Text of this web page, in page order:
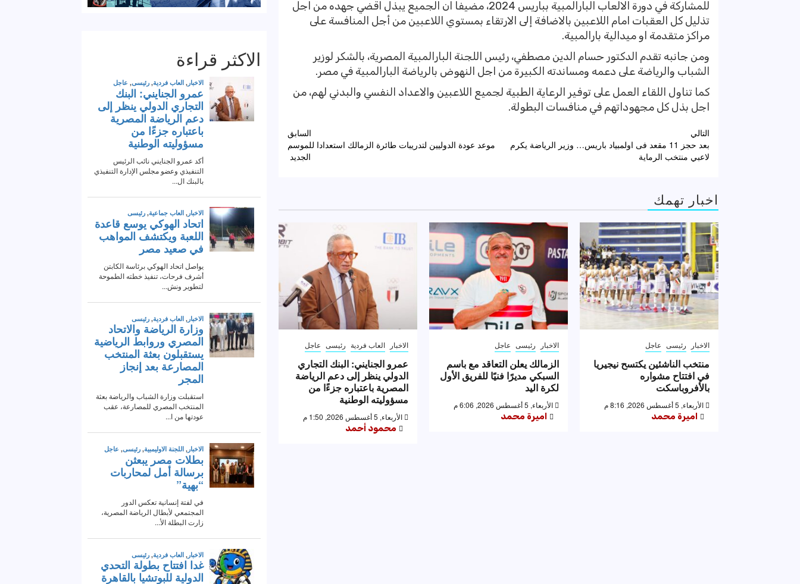
للمشاركة في دورة الالعاب البارالمبية بباريس 2024، مضيفا ان الجميع يبذل اقضي جهده من اجل
تذليل كل العقبات امام اللاعبين بالاضافة إلى الارتقاء بمستوي اللاعبين من أجل المنافسة على
مراكز متقدمة او ميدالية بارالمبية.
ومن جانبه تقدم الدكتور حسام الدين مصطفي، رئيس اللجنة البارالمبية المصرية، بالشكر لوزير
الشباب والرياضة على دعمه ومساندته الكبيرة من اجل النهوض بالرياضة البارالمبية في مصر.
كما تناول اللقاء العمل على توفير الرعاية الطبية لجميع اللاعبين والاعداد النفسي والبدني لهم، من
اجل بذل كل مجهوداتهم في منافسات البطولة.
تصفّح
المقالات
السابق
موعد عودة الدوليين لتدريبات طائرة الزمالك استعدادا للموسم
الجديد
التالي
بعد حجز 11 مقعد فى اولمبياد باريس… وزير الرياضة يكرم
لاعبي منتخب الرماية
اخبار تهمك
الاخبار رئيسى عاجل
منتخب الناشئين يكتسح نيجيريا
في افتتاح مشواره
بالأفروباسكت
الأربعاء, 5 أغسطس 2026, 8:16 م
اميرة محمد
الاخبار رئيسى عاجل
الزمالك يعلن التعاقد مع باسم
السبكي مديرًا فنيًا للفريق الأول
لكرة اليد
الأربعاء, 5 أغسطس 2026, 6:06 م
اميرة محمد
الاخبار العاب فردية رئيسى عاجل
عمرو الجنايني: البنك التجاري
الدولي ينظر إلى دعم الرياضة
المصرية باعتباره جزءًا من
مسؤوليته الوطنية
الأربعاء, 5 أغسطس 2026, 1:50 م
محمود أحمد
الاكثر قراءة